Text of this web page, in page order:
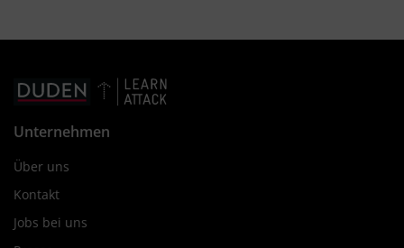
Unternehmen
Über uns
Kontakt
Jobs bei uns